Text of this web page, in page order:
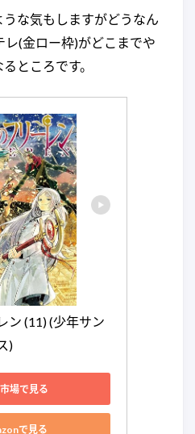
な気もしますがどうなん
レ(金ロー枠)がどこまでや
ところです。
ン (11) (少年サン
)
場で見る
で見る